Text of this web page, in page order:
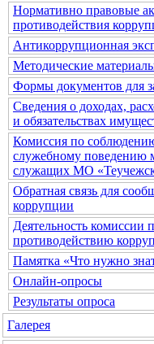
Нормативно правовые
противодействия
Антикоррупционная
Методические
Формы документов для
Сведения о доходах,
и обязательствах
Комиссия по
служебному поведению
служащих МО
Обратная связь для
коррупции
Деятельность комиссии
противодействию
Памятка «Что нужно
Онлайн-опросы
Результаты опроса
Галерея